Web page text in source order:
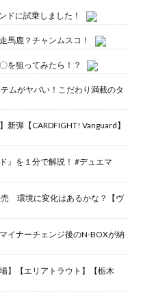
ドに試乗しました！
馬鹿？チャンムスコ！
を狙ってみたら！？
ムがヤバい！こだわり満載のタ
新弾【CARDFIGHT! Vanguard】
』を１分で解説！ #デュエマ
売 環境に変化はあるかな？【ヴ
イナーチェンジ後のN-BOXが納
】【エリアトラウト】【栃木